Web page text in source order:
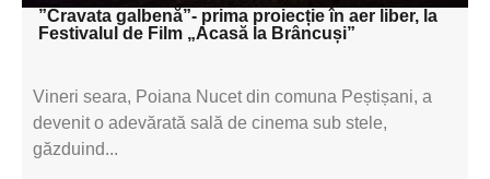
”Cravata galbenă”- prima proiecție în aer liber, la
Festivalul de Film „Acasă la Brâncuși”
Vineri seara, Poiana Nucet din comuna Peștișani, a
devenit o adevărată sală de cinema sub stele,
găzduind...